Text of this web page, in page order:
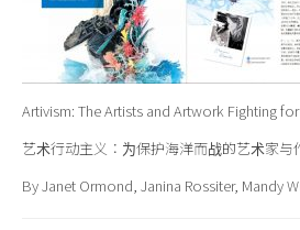
Artivism: The Artists and Artwork Fighting
艺术行动主义：为保护海洋而战的艺术家与
By Janet Ormond, Janina Rossiter, Mandy